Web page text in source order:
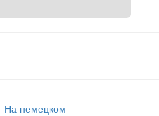
На немецком